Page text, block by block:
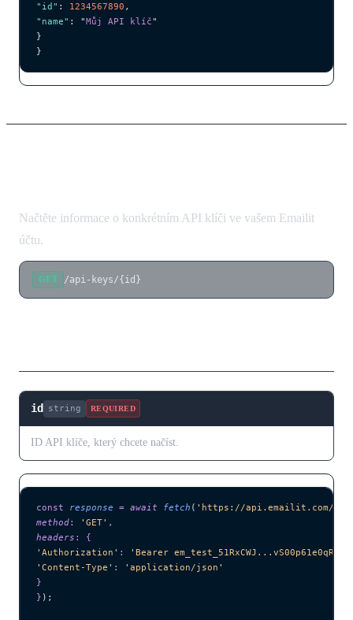
"id" : 1234567890 ,
"name" : "Můj API klíč"
}
}
Načtěte informace o konkrétním API klíči ve vašem Emailit
účtu.
GET /api-keys/{id}
id string REQUIRED
ID API klíče, který chcete načíst.
const response = await fetch ( ' https://api.emailit.com/v2/
method: ' GET' ,
headers :
{
' Authorization ' : ' Bearer em_test_51RxCWJ...vS00p61e0qRE
' Content-Type ' : ' application/json '
}
} );